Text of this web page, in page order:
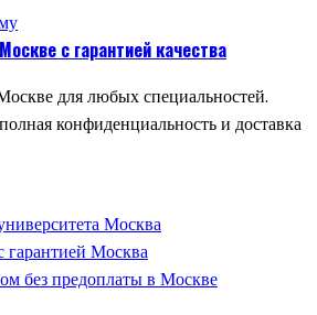
с гарантией качества
для любых специальностей.
конфиденциальность и доставка
Москва
Москва
без предоплаты в Москве